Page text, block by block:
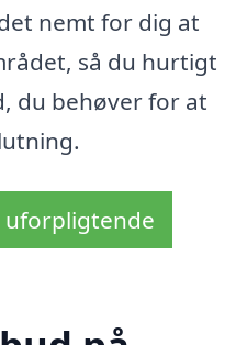
nemt for dig at
så du hurtigt
du behøver for at
uforpligtende